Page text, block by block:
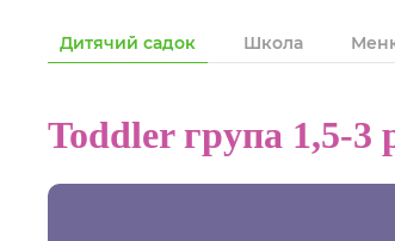
Дитячий садок Школа
Toddler група 1,5-3